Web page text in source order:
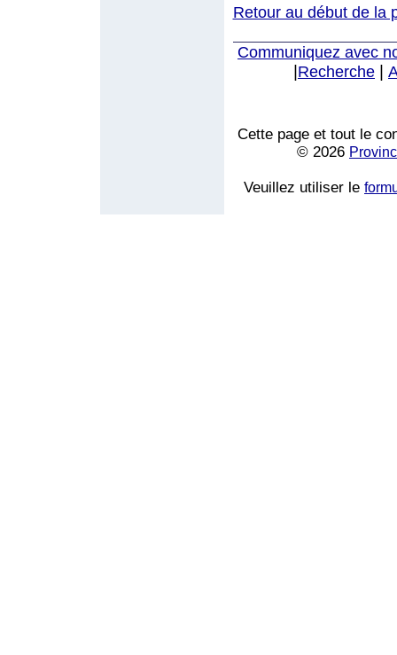
Retour au début de la
Communiquez avec
Recherche
Cette page et tout le
© 2026
Veuillez utiliser le